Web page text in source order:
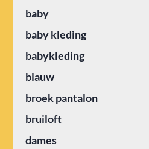
baby
baby kleding
babykleding
blauw
broek pantalon
bruiloft
dames